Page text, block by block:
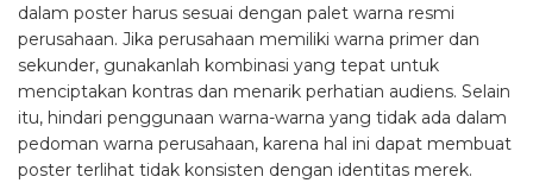
dalam poster harus sesuai dengan palet warna resmi
perusahaan. Jika perusahaan memiliki warna primer dan
sekunder, gunakanlah kombinasi yang tepat untuk
menciptakan kontras dan menarik perhatian audiens. Selain
itu, hindari penggunaan warna-warna yang tidak ada dalam
pedoman warna perusahaan, karena hal ini dapat membuat
poster terlihat tidak konsisten dengan identitas merek.